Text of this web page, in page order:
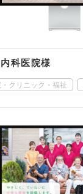
科医院様
クリニック・福祉